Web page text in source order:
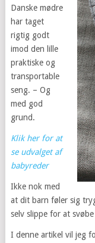
Danske mødre
har taget
rigtig godt
imod den lille
praktiske og
transportable
seng. – Og
med god
grund.
Klik her for at
se udvalget af
babyreder
Ikke nok med
at dit barn føler sig
selv slippe for at
I denne artikel vil jeg